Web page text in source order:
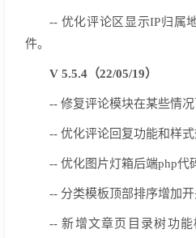
-- 优化评论区显示IP归属
件。
V 5.5.4（22/05/19）
-- 修复评论模块在某些情
-- 优化评论回复功能和样式
-- 优化图片灯箱后端php代
-- 分类模板顶部排序增加开
-- 新增文章页目录树功